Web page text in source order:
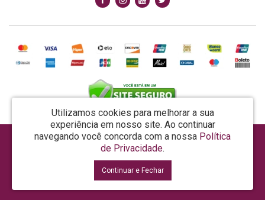
Utilizamos cookies para melhorar a sua
experiência em nosso site. Ao continuar
navegando você concorda com a nossa Política
de Privacidade.
Continuar e Fechar
AROMA & MAGIA MANUF DE PROD COSMECEUTICOS LTDA EPP - CNPJ: 81.362.295/0001-48
Rua da Prosperidade, 480 - Araquari - SC - CEP: 89245-000
La Vertuan © 2026